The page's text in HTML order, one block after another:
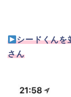
シードくんを
さん